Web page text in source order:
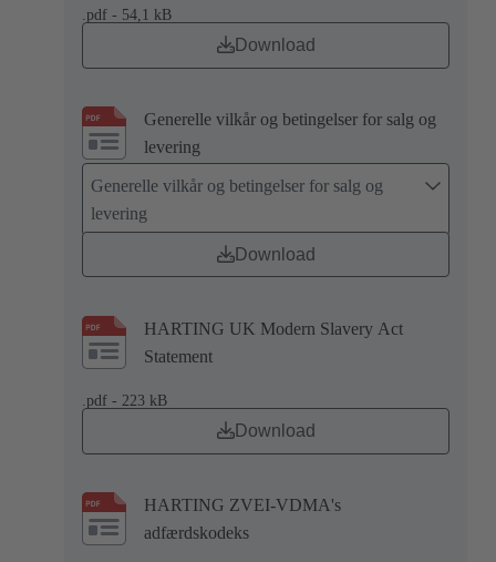
.pdf - 54,1 kB
Download
Generelle vilkår og betingelser for salg og
levering
Generelle vilkår og betingelser for salg og
levering
Download
HARTING UK Modern Slavery Act
Statement
.pdf - 223 kB
Download
HARTING ZVEI-VDMA's
adfærdskodeks